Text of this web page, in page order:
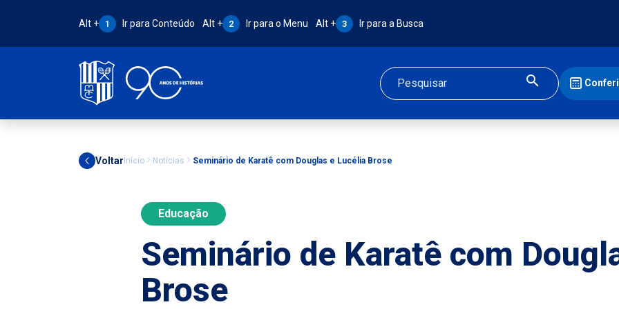
Atalho Alt + 1:
Alt + 1 Ir para Conteúdo Atalho Alt + 2:
Alt + 2 Ir para o Menu Atalho Alt + 3:
Alt + 3 Ir para a Busca
Buscar
Voltar Início Notícias Seminário de Karatê com Douglas e Lucélia Brose
Educação
Seminário de Karatê com
Brose